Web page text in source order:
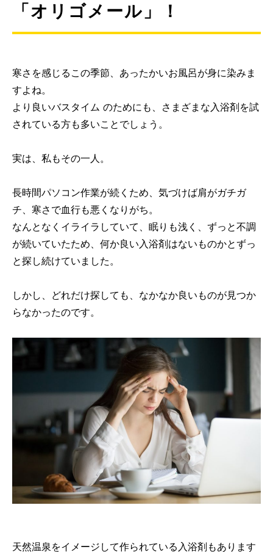
「オリゴメール」！
寒さを感じるこの季節、あったかいお風呂が身に染みま
すよね。
より良いバスタイム のためにも、さまざまな入浴剤を試
されている方も多いことでしょう。
実は、私もその一人。
長時間パソコン作業が続くため、気づけば肩がガチガ
チ、寒さで血行も悪くなりがち。
なんとなくイライラしていて、眠りも浅く、ずっと不調
が続いていたため、何か良い入浴剤はないものかとずっ
と探し続けていました。
しかし、どれだけ探しても、なかなか良いものが見つか
らなかったのです。
天然温泉をイメージして作られている入浴剤もあります